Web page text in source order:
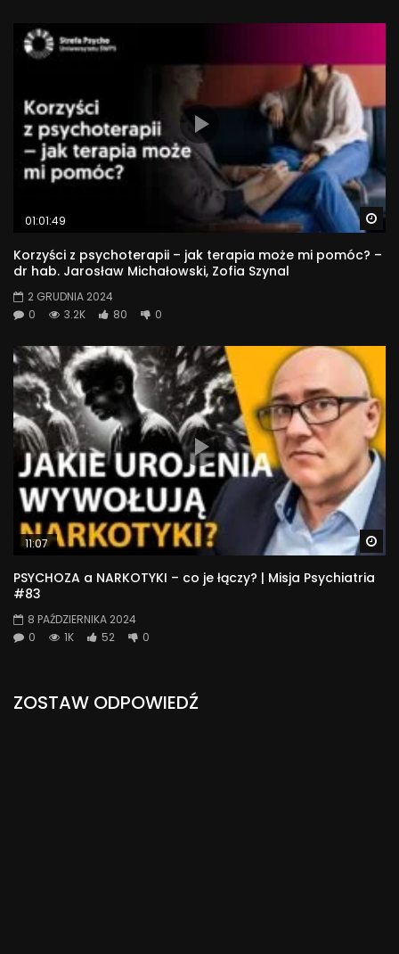
01:01:49
Korzyści z psychoterapii – jak terapia może mi pomóc? –
dr hab. Jarosław Michałowski, Zofia Szynal
2 GRUDNIA 2024
0
3.2K 80 0
11:07
PSYCHOZA a NARKOTYKI – co je łączy? | Misja Psychiatria
#83
8 PAŹDZIERNIKA 2024
0
1K 52 0
ZOSTAW ODPOWIEDŹ